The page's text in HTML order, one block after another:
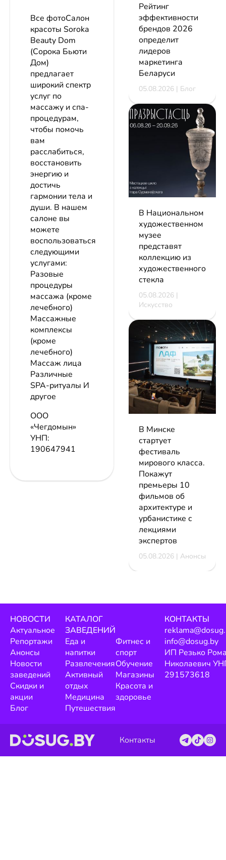
Все фотоСалон
красоты Soroka
Beauty Dom
(Сорока Бьюти
Дом)
предлагает
широкий спектр
услуг по
массажу и спа-
процедурам,
чтобы помочь
вам
расслабиться,
восстановить
энергию и
достичь
гармонии тела и
души. В нашем
салоне вы
можете
воспользоваться
следующими
услугами:
Разовые
процедуры
массажа (кроме
лечебного)
Массажные
комплексы
(кроме
лечебного)
Массаж лица
Различные
SPA-ритуалы И
другое
ООО
«Чегдомын»
УНП:
190647941
Рейтинг
эффективности
брендов 2026
определит
лидеров
маркетинга
Беларуси
05.08.2026 | Блог
В Национальном
художественном
музее
представят
коллекцию из
художественного
стекла
05.08.2026 |
Искусство
В Минске
стартует
фестиваль
мирового класса.
Покажут
премьеры 10
фильмов об
архитектуре и
урбанистике с
лекциями
экспертов
05.08.2026 | Анонсы
НОВОСТИ
Актуальное
Репортажи
Анонсы
Новости
заведений
Скидки и
акции
Блог
КАТАЛОГ
ЗАВЕДЕНИЙ
Еда и
напитки
Развлечения
Активный
отдых
Медицина
Путешествия
Фитнес и
спорт
Обучение
Магазины
Красота и
здоровье
КОНТАКТЫ
info@dosug.by
ИП Резько
Николаевич
291573618
Контакты